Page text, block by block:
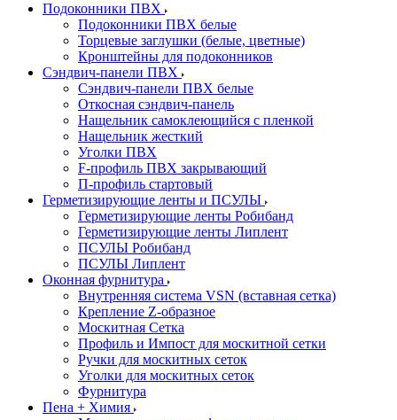
Подоконники ПВХ
Подоконники ПВХ белые
Торцевые заглушки (белые, цветные)
Кронштейны для подоконников
Сэндвич-панели ПВХ
Сэндвич-панели ПВХ белые
Откосная сэндвич-панель
Нащельник самоклеющийся с пленкой
Нащельник жесткий
Уголки ПВХ
F-профиль ПВХ закрывающий
П-профиль стартовый
Герметизирующие ленты и ПСУЛЫ
Герметизирующие ленты Робибанд
Герметизирующие ленты Липлент
ПСУЛЫ Робибанд
ПСУЛЫ Липлент
Оконная фурнитура
Внутренняя система VSN (вставная сетка)
Крепление Z-образное
Москитная Сетка
Профиль и Импост для москитной сетки
Ручки для москитных сеток
Уголки для москитных сеток
Фурнитура
Пена + Химия